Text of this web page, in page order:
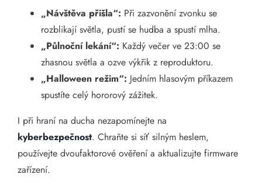
„Návštěva přišla“: Při zazvonění zvonku se
rozblikají světla, pustí se hudba a spustí mlha.
„Půlnoční lekání“: Každý večer ve 23:00 se
zhasnou světla a ozve výkřik z reproduktoru.
„Halloween režim“: Jedním hlasovým příkazem
spustíte celý hororový zážitek.
I při hraní na ducha nezapomínejte na
kyberbezpečnost. Chraňte si síť silným heslem,
používejte dvoufaktorové ověření a aktualizujte firmware
zařízení.